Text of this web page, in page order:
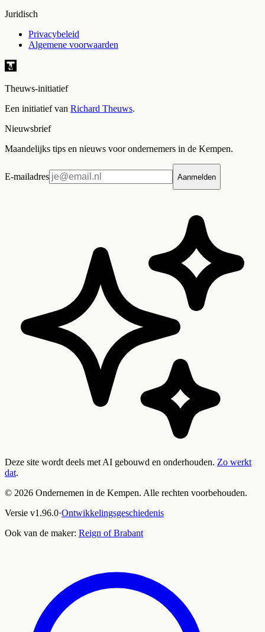
Juridisch
Privacybeleid
Algemene voorwaarden
Theuws-initiatief
Een initiatief van Richard Theuws.
Nieuwsbrief
Maandelijks tips en nieuws voor ondernemers in de Kempen.
E-mailadres Aanmelden
Deze site wordt deels met AI gebouwd en onderhouden. Zo werkt
dat.
© 2026 Ondernemen in de Kempen. Alle rechten voorbehouden.
Versie v1.96.0·Ontwikkelingsgeschiedenis
Ook van de maker: Reign of Brabant